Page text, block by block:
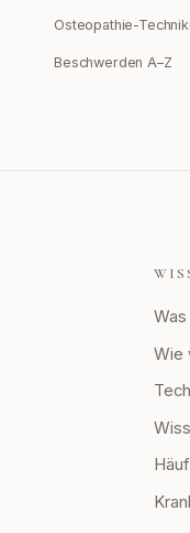
Osteopathie-
Beschwerden A–Z
Wie